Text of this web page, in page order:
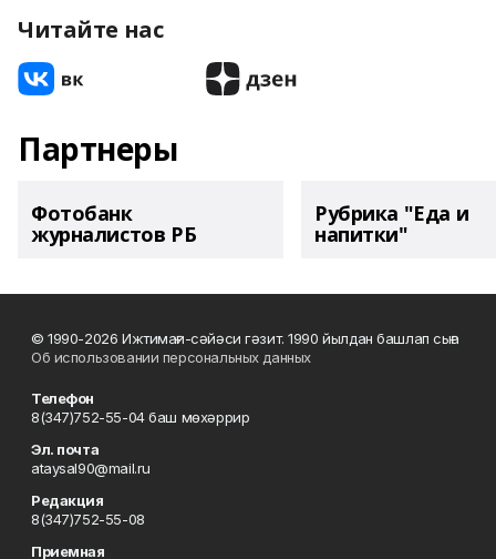
Читайте нас
Партнеры
Фотобанк
журналистов РБ
Рубрика "Еда и
напитки"
© 1990-2026 Ижтимағи-сәйәси гәзит. 1990 йылдан башлап сыға
Об использовании персональных данных
Телефон
8(347)752-55-04 баш мөхәррир
Эл. почта
ataysal90@mail.ru
Редакция
8(347)752-55-08
Приемная